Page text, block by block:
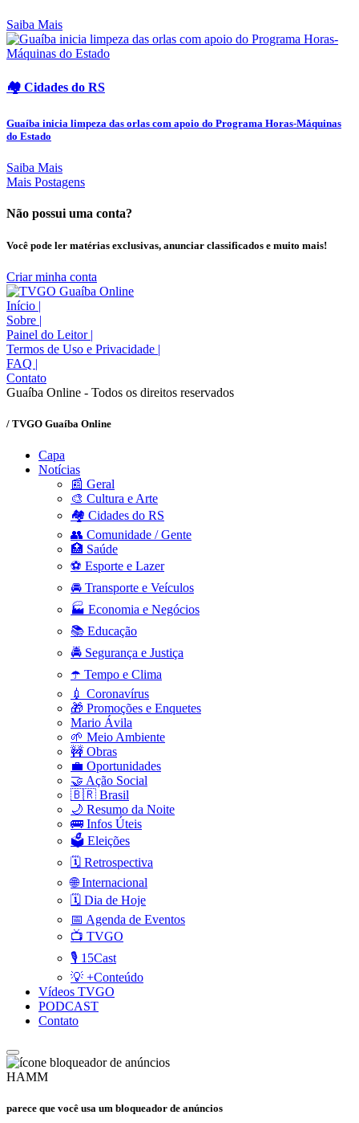
Saiba Mais
🏘️ Cidades do RS
Guaíba inicia limpeza das orlas com apoio do Programa Horas-Máquinas
do Estado
Saiba Mais
Mais Postagens
Não possui uma conta?
Você pode ler matérias exclusivas, anunciar classificados e muito mais!
Criar minha conta
Início |
Sobre |
Painel do Leitor |
Termos de Uso e Privacidade |
FAQ |
Contato
Guaíba Online - Todos os direitos reservados
/ TVGO Guaíba Online
Capa
Notícias
📰 Geral
🎨 Cultura e Arte
🏘️ Cidades do RS
👥 Comunidade / Gente
🏥 Saúde
⚽ Esporte e Lazer
🚘 Transporte e Veículos
🏭 Economia e Negócios
📚 Educação
🚔 Segurança e Justiça
☂️ Tempo e Clima
💉 Coronavírus
🎁 Promoções e Enquetes
Mario Ávila
🌱 Meio Ambiente
🚧 Obras
💼 Oportunidades
🤝 Ação Social
🇧🇷 Brasil
🌙 Resumo da Noite
🚌 Infos Úteis
🗳️ Eleições
🗓️ Retrospectiva
🌐 Internacional
🗓️ Dia de Hoje
📅 Agenda de Eventos
📺 TVGO
🎙️ 15Cast
💡 +Conteúdo
Vídeos TVGO
PODCAST
Contato
HAMM
parece que você usa um bloqueador de anúncios